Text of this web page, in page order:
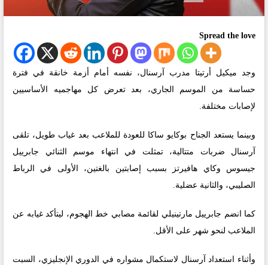
Spread the love
وجد ميكيل أرتيتا مدرب آرسنال، نفسه أمام أزمة خانقة في فترة
حساسة من الموسم الجاري، بعد تعرض كل مهاجميه الأساسيين
لإصابات مختلفة.
وبينما يستعد الجناح بوكايو ساكا للعودة للملاعب بعد غياب طويل، تلقى
آرسنال ضربات متتالية، تمثلت في انتهاء موسم الثنائي جابرييل
جيسوس وكاي هافيرتز بسبب إصابتين بالغتين، الأولى في الرباط
الصليبي، والثانية عضلية.
كما انضم جابرييل مارتينيلي لقائمة مصابي خط الهجوم، ليتأكد غيابه عن
الملاعب لنحو شهر على الأقل.
وأثناء استعداد آرسنال لاستكمال مشواره في الدوري الإنجليزي، السبت